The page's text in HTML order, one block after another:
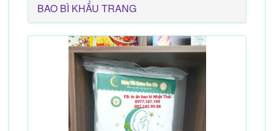
BAO BÌ KHẨU TRANG